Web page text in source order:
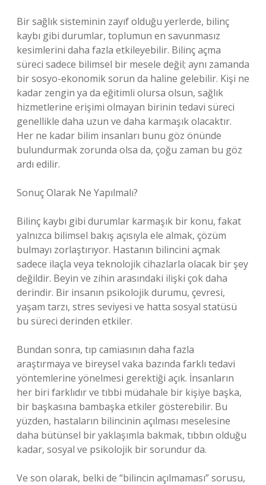
Bir sağlık sisteminin zayıf olduğu yerlerde, bilinç
kaybı gibi durumlar, toplumun en savunmasız
kesimlerini daha fazla etkileyebilir. Bilinç açma
süreci sadece bilimsel bir mesele değil; aynı zamanda
bir sosyo-ekonomik sorun da haline gelebilir. Kişi ne
kadar zengin ya da eğitimli olursa olsun, sağlık
hizmetlerine erişimi olmayan birinin tedavi süreci
genellikle daha uzun ve daha karmaşık olacaktır.
Her ne kadar bilim insanları bunu göz önünde
bulundurmak zorunda olsa da, çoğu zaman bu göz
ardı edilir.
Sonuç Olarak Ne Yapılmalı?
Bilinç kaybı gibi durumlar karmaşık bir konu, fakat
yalnızca bilimsel bakış açısıyla ele almak, çözüm
bulmayı zorlaştırıyor. Hastanın bilincini açmak
sadece ilaçla veya teknolojik cihazlarla olacak bir şey
değildir. Beyin ve zihin arasındaki ilişki çok daha
derindir. Bir insanın psikolojik durumu, çevresi,
yaşam tarzı, stres seviyesi ve hatta sosyal statüsü
bu süreci derinden etkiler.
Bundan sonra, tıp camiasının daha fazla
araştırmaya ve bireysel vaka bazında farklı tedavi
yöntemlerine yönelmesi gerektiği açık. İnsanların
her biri farklıdır ve tıbbi müdahale bir kişiye başka,
bir başkasına bambaşka etkiler gösterebilir. Bu
yüzden, hastaların bilincinin açılması meselesine
daha bütünsel bir yaklaşımla bakmak, tıbbın olduğu
kadar, sosyal ve psikolojik bir sorundur da.
Ve son olarak, belki de “bilincin açılmaması” sorusu,